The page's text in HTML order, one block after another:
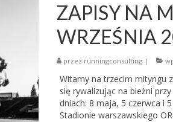
ZAPISY NA
WRZEŚNIA
przez runningconsulting|
Witamy na trzecim mityngu
się rywalizując na bieżni
dniach: 8 maja, 5 czerwca i
Stadionie warszawskiego